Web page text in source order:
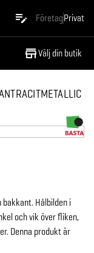
FöretagPrivat
Välj din butik
Hålbilden i
och vik över fliken,
Denna produkt är